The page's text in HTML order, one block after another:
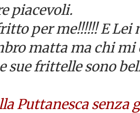
piacevoli.
per me!!!!!! E Lei
matta ma chi mi
sue frittelle sono
Puttanesca senza